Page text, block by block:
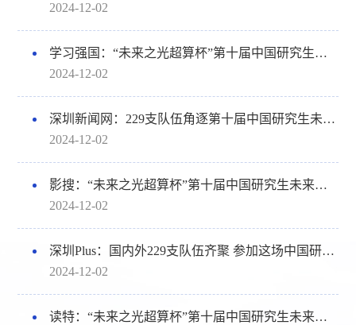
2024-12-02
学习强国：“未来之光超算杯”第十届中国研究生未来飞行器创新大赛全国总决赛在深北莫开赛
2024-12-02
深圳新闻网：229支队伍角逐第十届中国研究生未来飞行器创新大赛全国总决赛
2024-12-02
影搜：“未来之光超算杯”第十届中国研究生未来飞行器创新大赛全国总决赛 在深圳北理莫斯科大学开幕
2024-12-02
深圳Plus：国内外229支队伍齐聚 参加这场中国研究生未来飞行器创新大赛！
2024-12-02
读特：“未来之光超算杯”第十届中国研究生未来飞行器创新大赛全国总决赛在深举行